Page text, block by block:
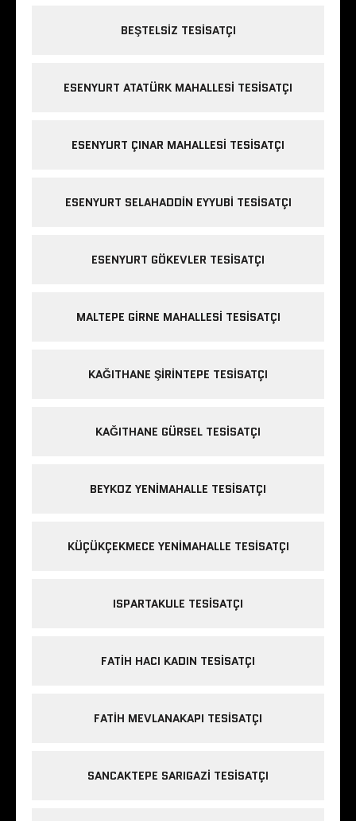
BEŞTELSIZ TESISATÇI
ESENYURT ATATÜRK MAHALLESI TESISATÇI
ESENYURT ÇINAR MAHALLESI TESISATÇI
ESENYURT SELAHADDIN EYYUBI TESISATÇI
ESENYURT GÖKEVLER TESISATÇI
MALTEPE GIRNE MAHALLESI TESISATÇI
KAĞITHANE ŞIRINTEPE TESISATÇI
KAĞITHANE GÜRSEL TESISATÇI
BEYKOZ YENIMAHALLE TESISATÇI
KÜÇÜKÇEKMECE YENIMAHALLE TESISATÇI
ISPARTAKULE TESISATÇI
FATIH HACI KADIN TESISATÇI
FATIH MEVLANAKAPI TESISATÇI
SANCAKTEPE SARIGAZI TESISATÇI